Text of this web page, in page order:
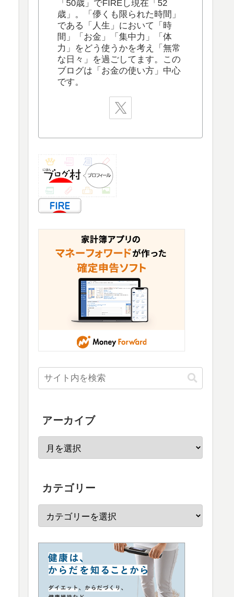
「50歳」でFIREし現在「52
歳」。「儚くも限られた時間」
である「人生」において「時
間」「お金」「集中力」「体
力」をどう使うかを考え「無常
な日々」を過ごしてます。この
ブログは「お金の使い方」中心
です。
アーカイブ
カテゴリー